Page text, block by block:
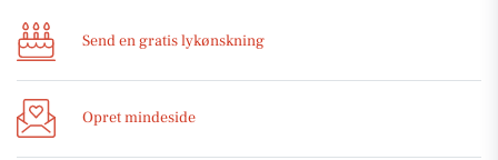
Send en gratis lykønskning
Opret mindeside